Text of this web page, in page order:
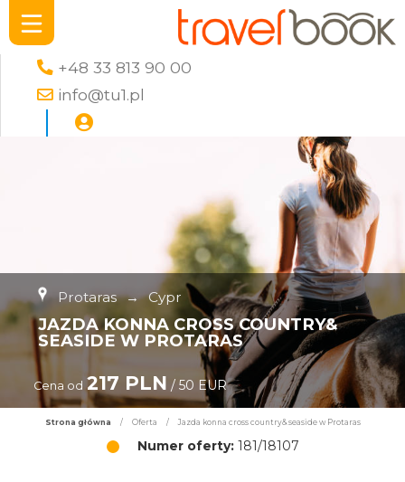
+48 33 813 90 00
info@tu1.pl
Protaras → Cypr
JAZDA KONNA CROSS COUNTRY&
SEASIDE W PROTARAS
Cena od 217 PLN / 50 EUR
Strona główna / Oferta / Jazda konna cross country& seaside w Protaras
Numer oferty:181/18107